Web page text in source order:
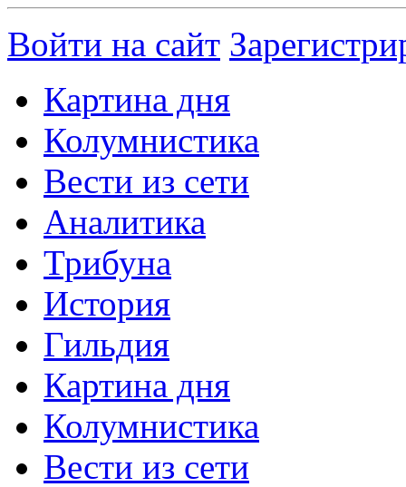
Войти на сайт
Картина дня
Колумнистика
Вести из сети
Аналитика
Трибуна
История
Гильдия
Картина дня
Колумнистика
Вести из сети